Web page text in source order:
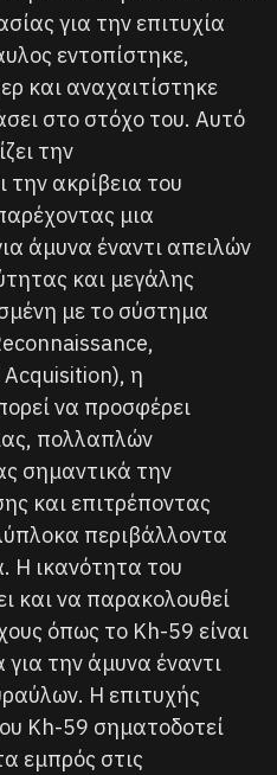
για την επιτυχία
εντοπίστηκε,
και αναχαιτίστηκε
στο στόχο του. Αυτό
την
ακρίβεια του
μια
άμυνα έναντι απειλών
και μεγάλης
με το σύστημα
η
να προσφέρει
πολλαπλών
σημαντικά την
και επιτρέποντας
περιβάλλοντα
ικανότητα του
και να παρακολουθεί
όπως το Kh-59 είναι
την άμυνα έναντι
Η επιτυχής
Kh-59 σηματοδοτεί
εμπρός στις